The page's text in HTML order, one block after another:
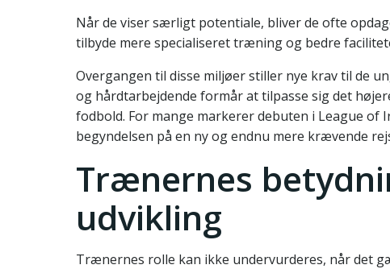
Når de viser særligt potentiale, bliver de ofte
tilbyde mere specialiseret træning og bedre
Overgangen til disse miljøer stiller nye krav til de
og hårdtarbejdende formår at tilpasse sig det
fodbold. For mange markerer debuten i League of
begyndelsen på en ny og endnu mere krævende
Trænernes
udvikling
Trænernes rolle kan ikke undervurderes, når det